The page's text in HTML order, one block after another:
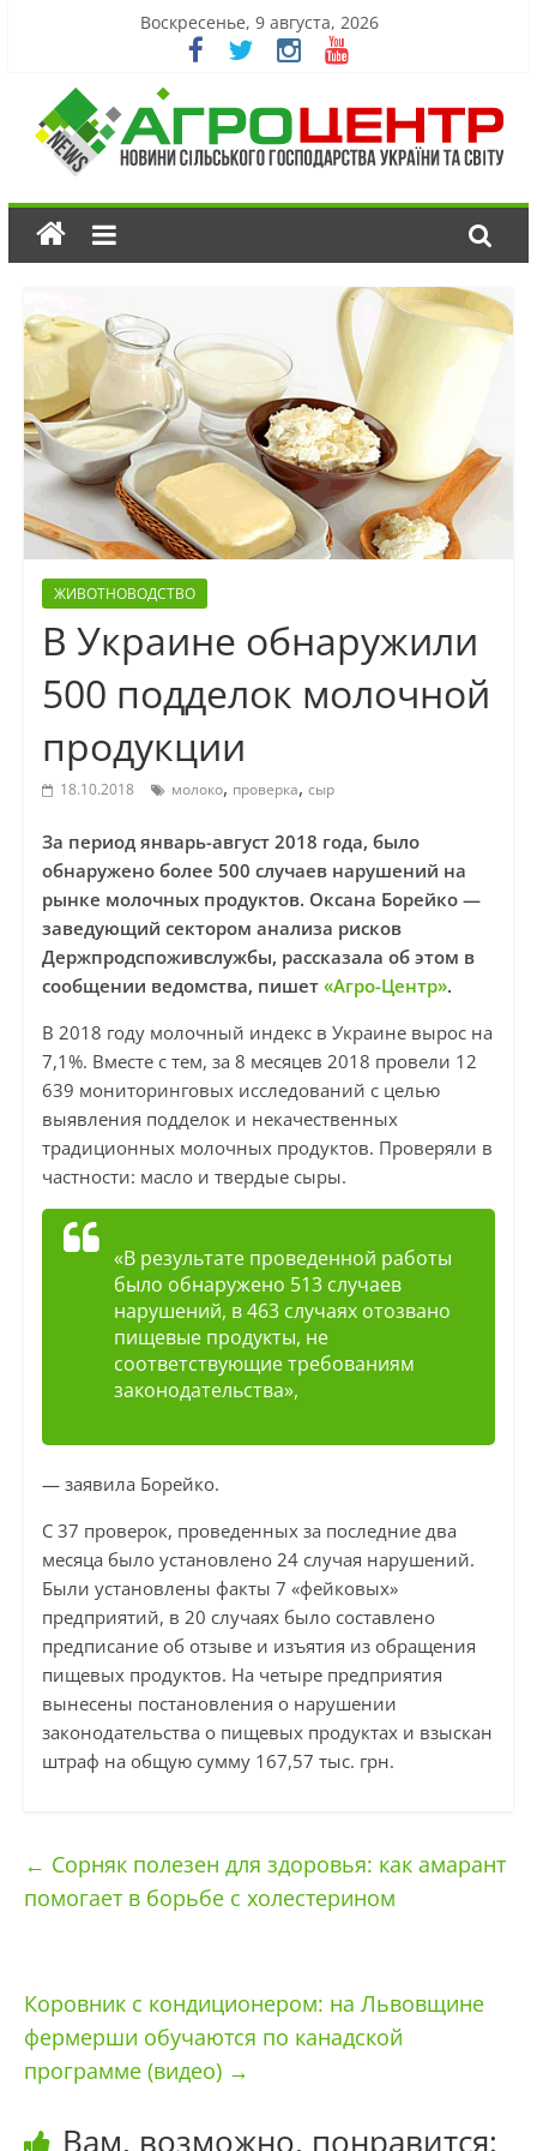
Воскресенье, 9 августа, 2026
ЖИВОТНОВОДСТВО
В Украине обнаружили
500 подделок молочной
продукции
18.10.2018 молоко, проверка, сыр
За период январь-август 2018 года, было
обнаружено более 500 случаев нарушений на
рынке молочных продуктов. Оксана Борейко —
заведующий сектором анализа рисков
Держпродспоживслужбы, рассказала об этом в
сообщении ведомства, пишет «Агро-Центр».
В 2018 году молочный индекс в Украине вырос на
7,1%. Вместе с тем, за 8 месяцев 2018 провели 12
639 мониторинговых исследований с целью
выявления подделок и некачественных
традиционных молочных продуктов. Проверяли в
частности: масло и твердые сыры.
«В результате проведенной работы
было обнаружено 513 случаев
нарушений, в 463 случаях отозвано
пищевые продукты, не
соответствующие требованиям
законодательства»,
— заявила Борейко.
С 37 проверок, проведенных за последние два
месяца было установлено 24 случая нарушений.
Были установлены факты 7 «фейковых»
предприятий, в 20 случаях было составлено
предписание об отзыве и изъятия из обращения
пищевых продуктов. На четыре предприятия
вынесены постановления о нарушении
законодательства о пищевых продуктах и ​​взыскан
штраф на общую сумму 167,57 тыс. грн.
← Сорняк полезен для здоровья: как амарант
помогает в борьбе с холестерином
Коровник с кондиционером: на Львовщине
фермерши обучаются по канадской
программе (видео) →
Вам, возможно, понравится: